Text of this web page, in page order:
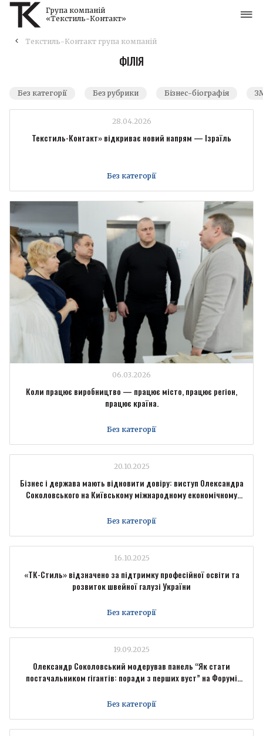
Група компаній
«Текстиль-Контакт»
Текстиль-Контакт група компаній
ФІЛІЯ
Без категорії Без рубрики Бізнес-біографія
28.04.2026
Текстиль-Контакт» відкриває новий напрям — Ізраїль
Без категорії
06.03.2026
Коли працює виробництво — працює місто, працює регіон,
працює країна.
Без категорії
20.10.2025
Бізнес і держава мають відновити довіру: виступ Олександра
Соколовського на Київському міжнародному економічному
Без категорії
16.10.2025
«ТК-Стиль» відзначено за підтримку професійної освіти та
розвиток швейної галузі України
Без категорії
19.09.2025
Олександр Соколовський модерував панель “Як стати
постачальником гігантів: поради з перших вуст” на Форумі
Без категорії